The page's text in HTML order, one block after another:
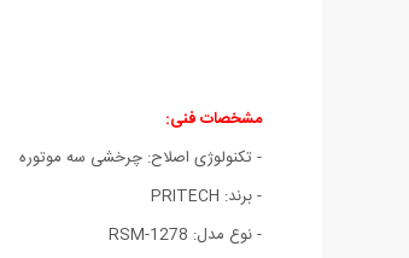
مشخصات فنی:
- تکنولوژی اصلاح: چرخشی سه موتوره
- برند: PRITECH
- نوع مدل: RSM-1278